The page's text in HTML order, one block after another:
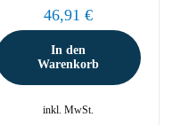
46,91 €
In den
Warenkorb
inkl. MwSt.